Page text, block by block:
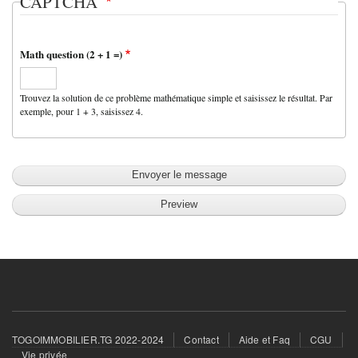
Math question (2 + 1 =)
Trouvez la solution de ce problème mathématique simple et saisissez le résultat. Par
exemple, pour 1 + 3, saisissez 4.
Footer
menu
TOGOIMMOBILIER.TG 2022-2024 Contact Aide et Faq
CGU
Vie privée